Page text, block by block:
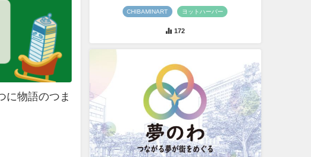
に物語のつま
CHIBAMINART ヨットハーバー
172